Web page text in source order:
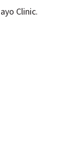
Clinic.